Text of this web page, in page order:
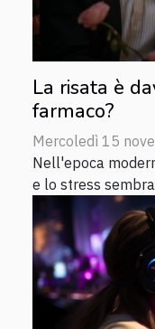
La risata è
farmaco?
Mercoledì 15
Nell'epoca
e lo stress